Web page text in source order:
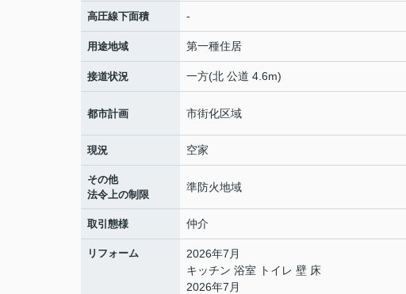
高圧線下面積 -
用途地域 第一種住居
接道状況 一方(北 公道 4.6m)
都市計画 市街化区域
現況 空家
その他
法令上の制限
準防火地域
取引態様 仲介
リフォーム
2026年7月
キッチン 浴室 トイレ 壁 床
2026年7月